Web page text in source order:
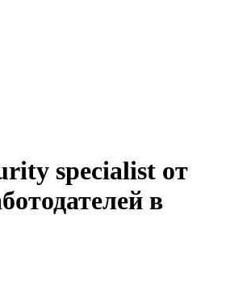
specialist от
в